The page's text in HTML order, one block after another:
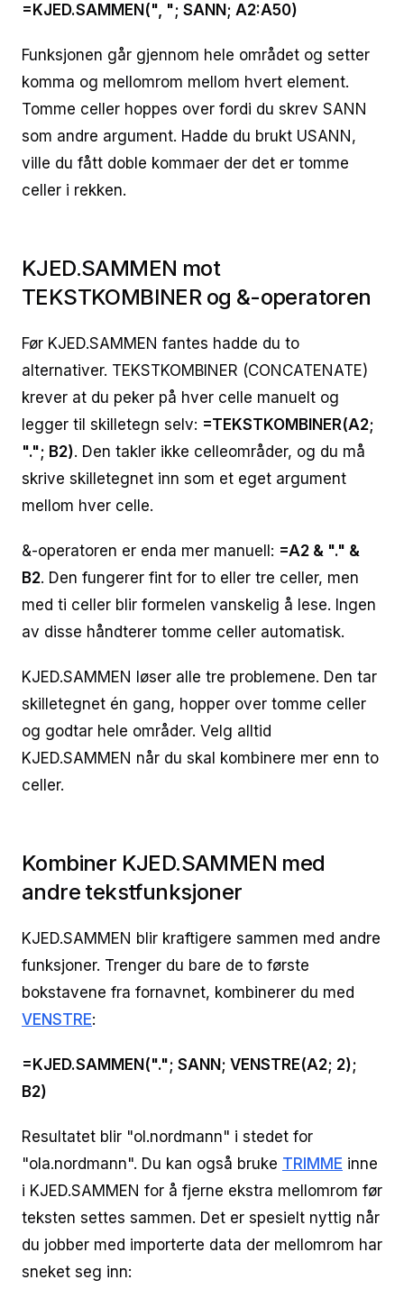
=KJED.SAMMEN(", "; SANN; A2:A50)
Funksjonen går gjennom hele området og setter
komma og mellomrom mellom hvert element.
Tomme celler hoppes over fordi du skrev SANN
som andre argument. Hadde du brukt USANN,
ville du fått doble kommaer der det er tomme
celler i rekken.
KJED.SAMMEN mot
TEKSTKOMBINER og &-operatoren
Før KJED.SAMMEN fantes hadde du to
alternativer. TEKSTKOMBINER (CONCATENATE)
krever at du peker på hver celle manuelt og
legger til skilletegn selv: =TEKSTKOMBINER(A2;
"."; B2). Den takler ikke celleområder, og du må
skrive skilletegnet inn som et eget argument
mellom hver celle.
&-operatoren er enda mer manuell: =A2 & "." &
B2. Den fungerer fint for to eller tre celler, men
med ti celler blir formelen vanskelig å lese. Ingen
av disse håndterer tomme celler automatisk.
KJED.SAMMEN løser alle tre problemene. Den tar
skilletegnet én gang, hopper over tomme celler
og godtar hele områder. Velg alltid
KJED.SAMMEN når du skal kombinere mer enn to
celler.
Kombiner KJED.SAMMEN med
andre tekstfunksjoner
KJED.SAMMEN blir kraftigere sammen med andre
funksjoner. Trenger du bare de to første
bokstavene fra fornavnet, kombinerer du med
VENSTRE:
=KJED.SAMMEN("."; SANN; VENSTRE(A2; 2);
B2)
Resultatet blir "ol.nordmann" i stedet for
"ola.nordmann". Du kan også bruke TRIMME inne
i KJED.SAMMEN for å fjerne ekstra mellomrom før
teksten settes sammen. Det er spesielt nyttig når
du jobber med importerte data der mellomrom har
sneket seg inn: